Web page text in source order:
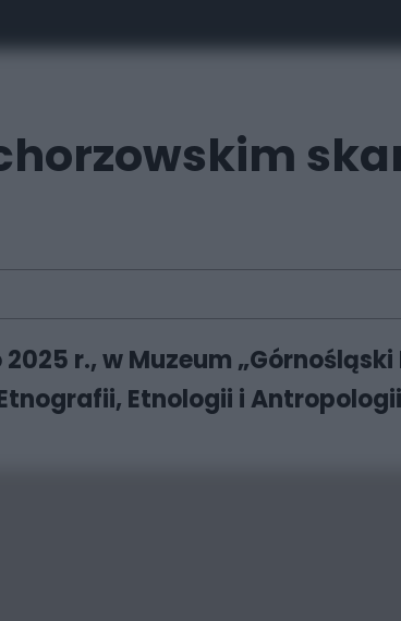
r., w Muzeum
Etnologii i